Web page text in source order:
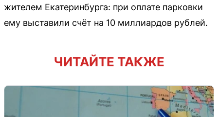
жителем Екатеринбурга: при оплате парковки
ему выставили счёт на 10 миллиардов рублей.
ЧИТАЙТЕ ТАКЖЕ